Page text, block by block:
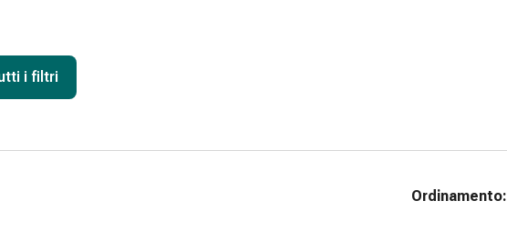
i filtri
Ordinamento: